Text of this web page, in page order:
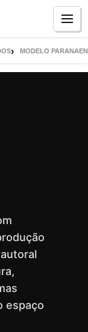
MODELO PARANAENSE
espaço